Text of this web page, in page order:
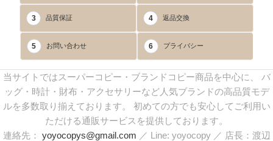
3 品質保証 4 返品交換
5 お問い合わせ 6 プライバシー
当サイトではスーパーコピー・ブランドコピー商品を中心に、 バ
ッグ・時計・財布・アクセサリーなど人気ブランドの高品質モデ
ルを多数取り揃えております。 初めての方でも安心してご利用い
ただける通販サービスを提供しております。
連絡先： yoyocopys@gmail.com ／ Line: yoyocopy ／ 店長：渡辺